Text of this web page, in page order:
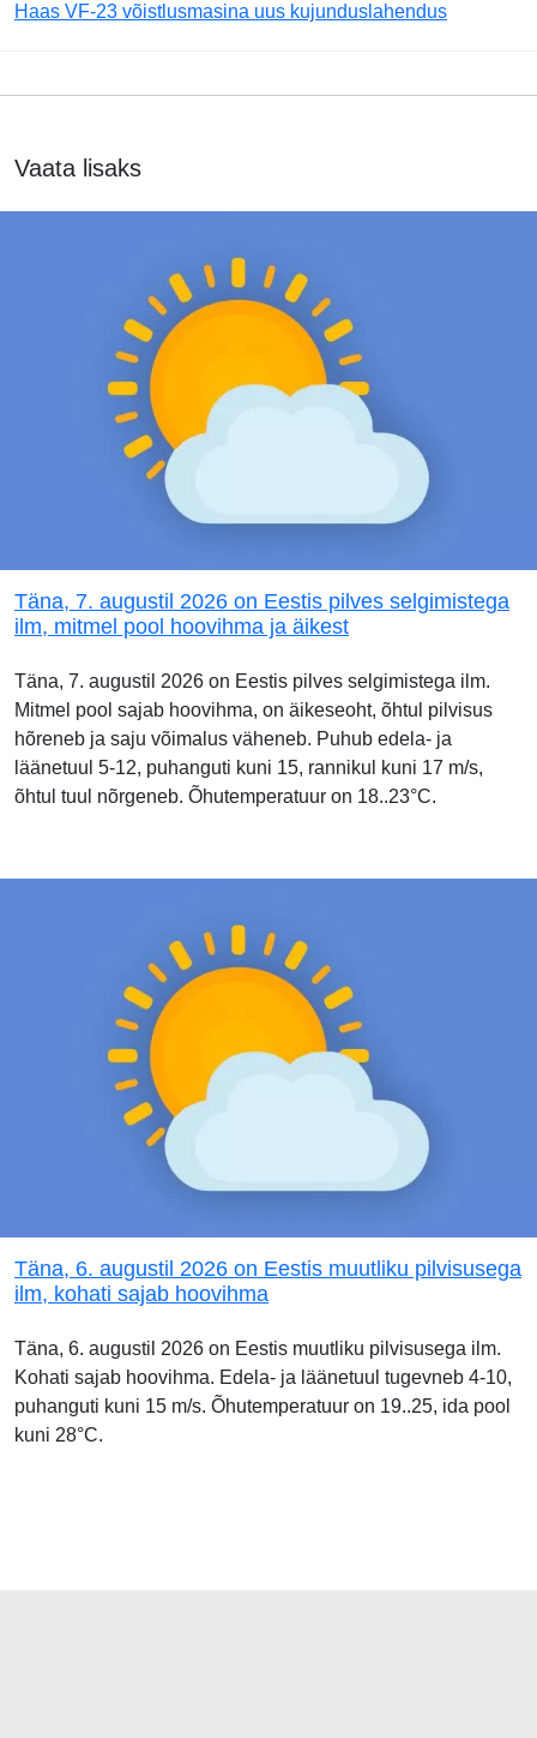
Haas VF-23 võistlusmasina uus kujunduslahendus
Vaata lisaks
Täna, 7. augustil 2026 on Eestis pilves selgimistega
ilm, mitmel pool hoovihma ja äikest
Täna, 7. augustil 2026 on Eestis pilves selgimistega ilm.
Mitmel pool sajab hoovihma, on äikeseoht, õhtul pilvisus
hõreneb ja saju võimalus väheneb. Puhub edela- ja
läänetuul 5-12, puhanguti kuni 15, rannikul kuni 17 m/s,
õhtul tuul nõrgeneb. Õhutemperatuur on 18..23°C.
Täna, 6. augustil 2026 on Eestis muutliku pilvisusega
ilm, kohati sajab hoovihma
Täna, 6. augustil 2026 on Eestis muutliku pilvisusega ilm.
Kohati sajab hoovihma. Edela- ja läänetuul tugevneb 4-10,
puhanguti kuni 15 m/s. Õhutemperatuur on 19..25, ida pool
kuni 28°C.